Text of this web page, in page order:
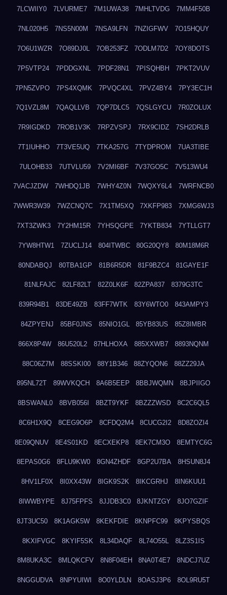
7LCWIIY0 7LVURME7 7M1UWA38 7MHLTVDG 7MM4F50B
7NL020H5 7NS5N00M 7NSA9LFN 7NZIGFWV 7O15HQUY
7O6U1WZR 7O89DJ0L 7OB253FZ 7ODLM7D2 7OY8DOTS
7P5VTP24 7PDDGXNL 7PDF28N1 7PISQHBH 7PKT2VUV
7PN5ZVPO 7PS4XQMK 7PVQC4XL 7PVZ4BY4 7PY3EC1H
7Q1VZL8M 7QAQLLVB 7QP7DLC5 7QSLGYCU 7R0ZOLUX
7R9IGDKD 7ROB1V3K 7RPZVSPJ 7RX9CIDZ 7SH2DRLB
7T1IUHHO 7T3VE5UQ 7TKA257G 7TYDPROM 7UA3TIBE
7ULOHB33 7UTVLU59 7V2MI6BF 7V37GO5C 7V513WU4
7VACJZDW 7WHDQ1JB 7WHY4Z0N 7WQXY6L4 7WRFNCB0
7WWR3W39 7WZCNQ7C 7X1TM5XQ 7XKFP983 7XMG6WJ3
7XT3ZWK3 7Y2HM15R 7YHSQGPE 7YKTB834 7YTLLGT7
7YW8HTW1 7ZUCLJ14 804ITWBC 80G20QY8 80M18M6R
80NDABQJ 80TBA1GP 81B6R5DR 81F9BZC4 81GAYE1F
81NLFAJC 82LF82LT 82Z0LK6F 82ZPA837 8379G3TC
839R94B1 83DE49ZB 83FF7WTK 83Y6WTO0 843AMPY3
84ZPYENJ 85BF0JNS 85NIO1GL 85YB83US 85Z8IMBR
866X8P4W 86U520L2 87HLHOXA 885XXWB7 8893NQNM
88C06Z7M 88SSKI00 88Y1B346 88ZYQON6 88ZZ29JA
895NL72T 89WVKQCH 8A6B5EEP 8BBJWQMN 8BJPIIGO
8BSWANL0 8BVB056I 8BZT9YKF 8BZZZWSD 8C2C6QL5
8C6H1X9Q 8CEG9O6P 8CFDQ2M4 8CUCG2I2 8D8ZOZI4
8E09QNUV 8E4S01KD 8ECXEKP8 8EK7CM3O 8EMTYC6G
8EPAS0G6 8FLU9KW0 8GN4ZHDF 8GP2U7BA 8HSUN8J4
8HV1LF0X 8I0XX43W 8IGK9S2K 8IKCGRHJ 8IN6KUU1
8IWWBYPE 8J75FPFS 8JJDB3C0 8JKNTZGY 8JO7GZIF
8JT3UC50 8K1AGK5W 8KEKFDIE 8KNPFC99 8KPYSBQS
8KXIFVGC 8KYIF5SK 8L34DAQF 8L74O55L 8LZ3S1IS
8M8UKA3C 8MLQKCFV 8N8F04EH 8NA0T4E7 8NDCJ7UZ
8NGGUDVA 8NPYUIWI 8O0YLDLN 8OASJ3P6 8OL9RU5T